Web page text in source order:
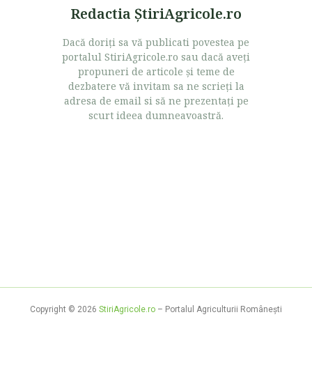
Redactia ŞtiriAgricole.ro
Dacă doriţi sa vă publicati povestea pe
portalul StiriAgricole.ro sau dacă aveţi
propuneri de articole şi teme de
dezbatere vă invitam sa ne scrieţi la
adresa de email si să ne prezentaţi pe
scurt ideea dumneavoastră.
Copyright © 2026 StiriAgricole.ro – Portalul Agriculturii Româneşti